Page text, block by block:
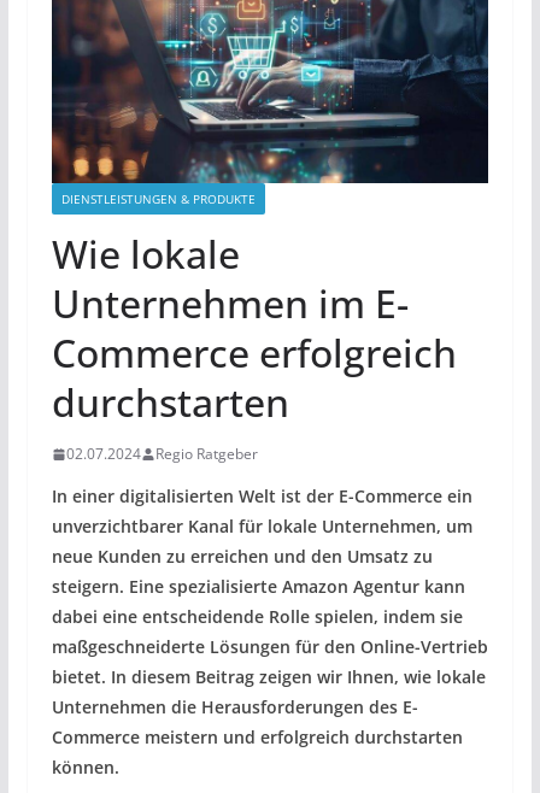
DIENSTLEISTUNGEN & PRODUKTE
Wie lokale
Unternehmen im E-
Commerce erfolgreich
durchstarten
02.07.2024 Regio Ratgeber
In einer digitalisierten Welt ist der E-Commerce ein
unverzichtbarer Kanal für lokale Unternehmen, um
neue Kunden zu erreichen und den Umsatz zu
steigern. Eine spezialisierte Amazon Agentur kann
dabei eine entscheidende Rolle spielen, indem sie
maßgeschneiderte Lösungen für den Online-Vertrieb
bietet. In diesem Beitrag zeigen wir Ihnen, wie lokale
Unternehmen die Herausforderungen des E-
Commerce meistern und erfolgreich durchstarten
können.